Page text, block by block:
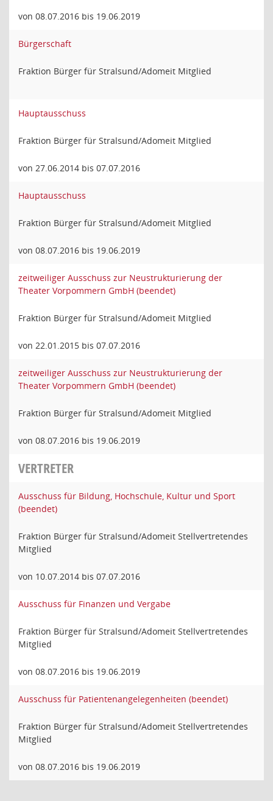
von 08.07.2016 bis 19.06.2019
Bürgerschaft
Fraktion Bürger für Stralsund/Adomeit Mitglied
Hauptausschuss
Fraktion Bürger für Stralsund/Adomeit Mitglied
von 27.06.2014 bis 07.07.2016
Hauptausschuss
Fraktion Bürger für Stralsund/Adomeit Mitglied
von 08.07.2016 bis 19.06.2019
zeitweiliger Ausschuss zur Neustrukturierung der
Theater Vorpommern GmbH (beendet)
Fraktion Bürger für Stralsund/Adomeit Mitglied
von 22.01.2015 bis 07.07.2016
zeitweiliger Ausschuss zur Neustrukturierung der
Theater Vorpommern GmbH (beendet)
Fraktion Bürger für Stralsund/Adomeit Mitglied
von 08.07.2016 bis 19.06.2019
VERTRETER
Ausschuss für Bildung, Hochschule, Kultur und Sport
(beendet)
Fraktion Bürger für Stralsund/Adomeit Stellvertretendes
Mitglied
von 10.07.2014 bis 07.07.2016
Ausschuss für Finanzen und Vergabe
Fraktion Bürger für Stralsund/Adomeit Stellvertretendes
Mitglied
von 08.07.2016 bis 19.06.2019
Ausschuss für Patientenangelegenheiten (beendet)
Fraktion Bürger für Stralsund/Adomeit Stellvertretendes
Mitglied
von 08.07.2016 bis 19.06.2019